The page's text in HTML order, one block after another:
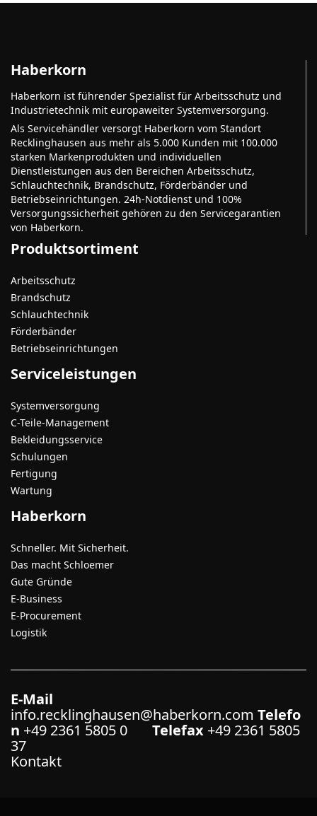
Haberkorn
Haberkorn ist führender Spezialist für Arbeitsschutz und
Industrietechnik mit europaweiter Systemversorgung.
Als Servicehändler versorgt Haberkorn vom Standort
Recklinghausen aus mehr als 5.000 Kunden mit 100.000
starken Markenprodukten und individuellen
Dienstleistungen aus den Bereichen Arbeitsschutz,
Schlauchtechnik, Brandschutz, Förderbänder und
Betriebseinrichtungen. 24h-Notdienst und 100%
Versorgungssicherheit gehören zu den Servicegarantien
von Haberkorn.
Produktsortiment
Arbeitsschutz
Brandschutz
Schlauchtechnik
Förderbänder
Betriebseinrichtungen
Serviceleistungen
Systemversorgung
C-Teile-Management
Bekleidungsservice
Schulungen
Fertigung
Wartung
Haberkorn
Schneller. Mit Sicherheit.
Das macht Schloemer
Gute Gründe
E-Business
E-Procurement
Logistik
E-Mail
info.recklinghausen@haberkorn.com Telefo
n +49 2361 5805 0 Telefax +49 2361 5805
37
Kontakt